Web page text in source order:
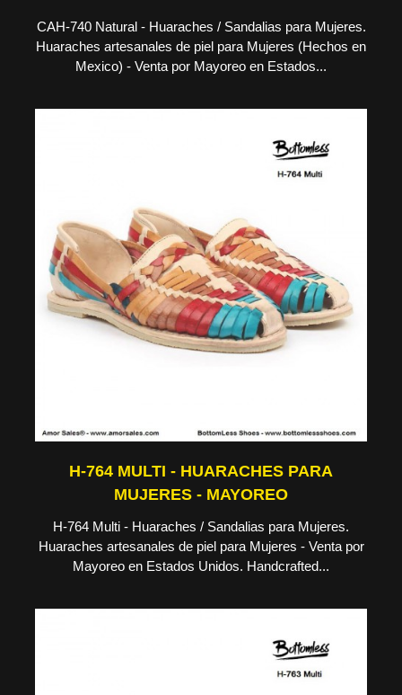
CAH-740 Natural - Huaraches / Sandalias para Mujeres.
Huaraches artesanales de piel para Mujeres (Hechos en
Mexico) - Venta por Mayoreo en Estados...
H-764 MULTI - HUARACHES PARA
MUJERES - MAYOREO
H-764 Multi - Huaraches / Sandalias para Mujeres.
Huaraches artesanales de piel para Mujeres - Venta por
Mayoreo en Estados Unidos. Handcrafted...